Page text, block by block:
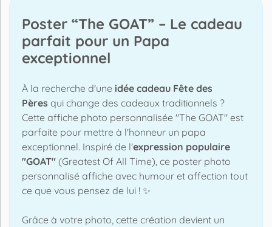
Poster “The GOAT” – Le cadeau
parfait pour un Papa
exceptionnel
À la recherche d'une idée cadeau Fête des
Pères qui change des cadeaux traditionnels ?
Cette affiche photo personnalisée "The GOAT" est
parfaite pour mettre à l'honneur un papa
exceptionnel. Inspiré de l'expression populaire
"GOAT" (Greatest Of All Time), ce poster photo
personnalisé affiche avec humour et affection tout
ce que vous pensez de lui ! ✨
Grâce à votre photo, cette création devient un